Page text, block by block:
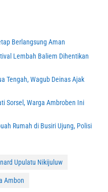
Berlangsung Aman
Lembah Baliem Dihentikan
Tengah, Wagub Deinas Ajak
Sorsel, Warga Ambroben Ini
Rumah di Busiri Ujung, Polisi
Upulatu Nikijuluw
Ambon